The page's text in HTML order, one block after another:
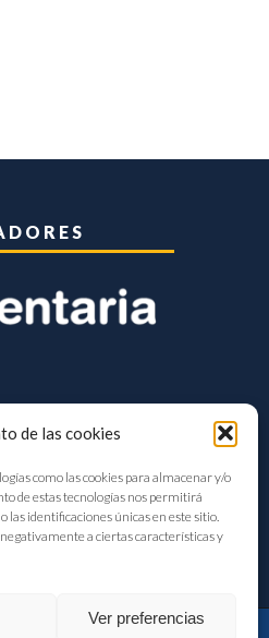
de las cookies
como las cookies para almacenar y/o
de estas tecnologías nos permitirá
las identificaciones únicas en este sitio.
a ciertas características y
Ver preferencias